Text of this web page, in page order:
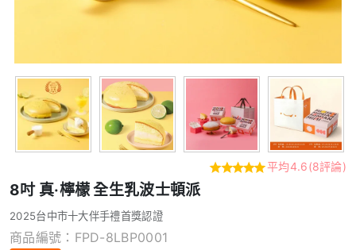
平均4.6(8評論)
8吋 真·檸檬 全生乳波士頓派
2025台中市十大伴手禮首獎認證
商品編號：FPD-8LBP0001